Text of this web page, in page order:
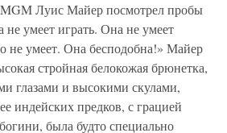
MGM Луис Майер посмотрел пробы
умеет играть. Она не умеет
не умеет. Она бесподобна!» Майер
стройная белокожая брюнетка,
глазами и высокими скулами,
индейских предков, с грацией
была будто специально